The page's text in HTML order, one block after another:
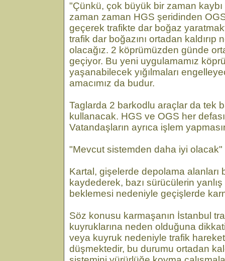
"Çünkü, çok büyük bir zaman kaybı
zaman zaman HGS şeridinden
geçerek trafikte dar boğaz
trafik dar boğazını ortadan kaldırıp
olacağız. 2 köprümüzden günde
geçiyor. Bu yeni uygulamamız
yaşanabilecek yığılmaları
amacımız da budur.
Taglarda 2 barkodlu araçlar da tek
kullanacak. HGS ve OGS her
Vatandaşların ayrıca işlem
"Mevcut sistemden daha iyi olacak"
Kartal, gişelerde depolama alanları
kaydederek, bazı sürücülerin yanlış
beklemesi nedeniyle geçişlerde
Söz konusu karmaşanın İstanbul
kuyruklarına neden olduğuna
veya kuyruk nedeniyle trafik
düşmektedir, bu durumu ortadan